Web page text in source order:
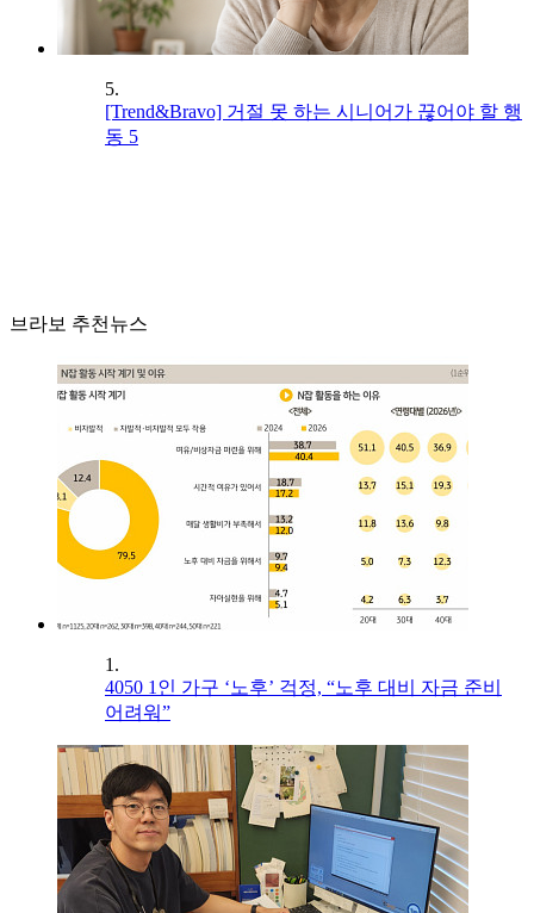
5.
[Trend&Bravo] 거절 못 하는 시니어가 끊어야 할 행
동 5
브라보 추천뉴스
1.
4050 1인 가구 ‘노후’ 걱정, “노후 대비 자금 준비
어려워”